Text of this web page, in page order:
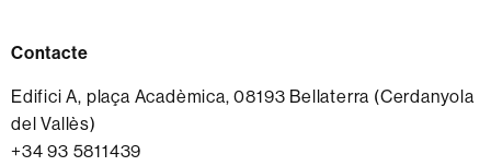
Contacte
Edifici A, plaça Acadèmica, 08193 Bellaterra (Cerdanyola
del Vallès)
+34 93 5811439